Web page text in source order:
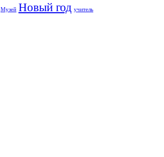
Музей Новый год учитель